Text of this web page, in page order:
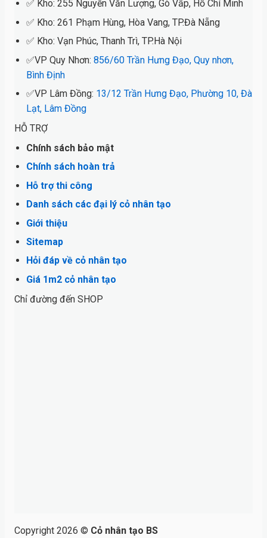
✅ Kho: 255 Nguyễn Văn Lượng, Gò Vấp, Hồ Chí Minh
✅ Kho: 261 Phạm Hùng, Hòa Vang, TP.Đà Nẵng
✅ Kho: Vạn Phúc, Thanh Trì, TP.Hà Nội
✅VP Quy Nhơn: 856/60 Trần Hưng Đạo, Quy nhơn,
Bình Định
✅VP Lâm Đồng: 13/12 Trần Hưng Đạo, Phường 10, Đà
Lạt, Lâm Đồng
HỖ TRỢ
Chính sách bảo mật
Chính sách hoàn trả
Hỗ trợ thi công
Danh sách các đại lý cỏ nhân tạo
Giới thiệu
Sitemap
Hỏi đáp về cỏ nhân tạo
Giá 1m2 cỏ nhân tạo
Chỉ đường đến SHOP
Copyright 2026 © Cỏ nhân tạo BS